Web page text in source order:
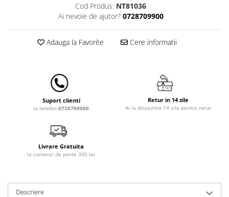
Saltele de la 160 x 80 cm
Lenjerie patuturi tineret
Baldachin patut
Paturici copii
Protectii saltea
Comode copii
Bariere de protectie pat
Dulap si cutii jucarii
Cod Produs: NT81036
Ai nevoie de ajutor? 0728709900
Adauga la Favorite Cere informatii
Suport clienti
la telefon 0728709900
Retur in 14 zile
Ai la dispozitie 14 zile pentru retur
Livrare Gratuita
la comenzi de peste 300 lei
Descriere